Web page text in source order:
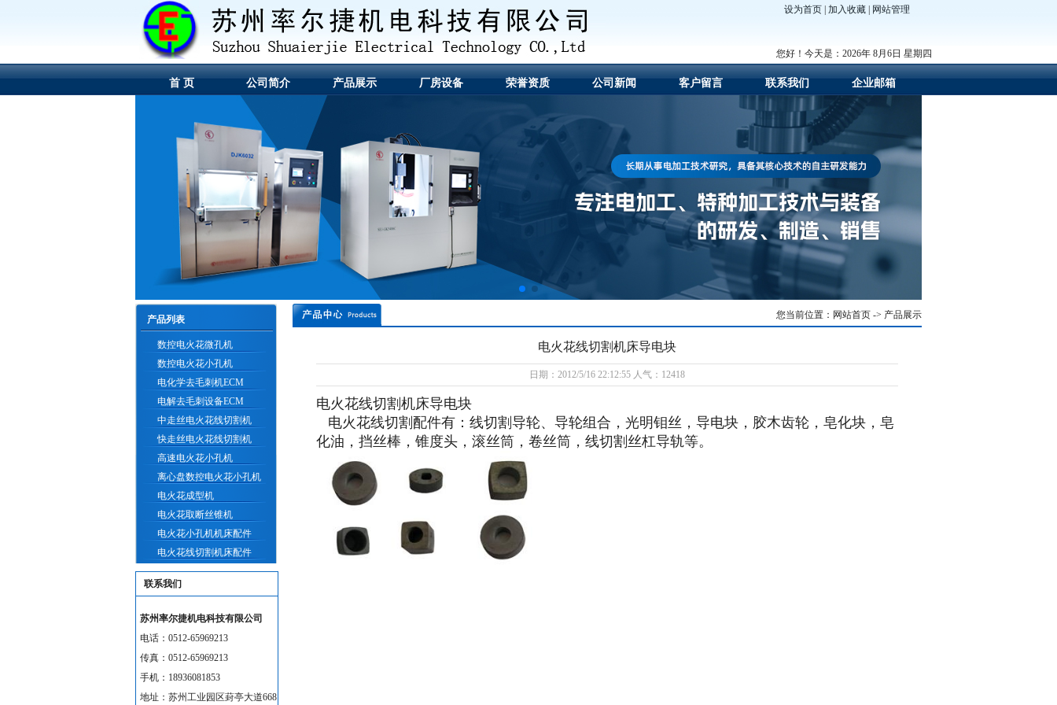
设为首页 加入收藏 网站管理
您好！今天是：2026年 8月6日 星期四
首 页 公司简介 产品展示 厂房设备 荣誉资质 公司新闻 客户留言 联系我们 企业邮箱
产品列表
数控电火花微孔机
数控电火花小孔机
电化学去毛刺机ECM
电解去毛刺设备ECM
中走丝电火花线切割机
快走丝电火花线切割机
高速电火花小孔机
离心盘数控电火花小孔机
电火花成型机
电火花取断丝锥机
电火花小孔机机床配件
电火花线切割机床配件
联系我们
苏州率尔捷机电科技有限公司
电话：0512-65969213
传真：0512-65969213
手机：18936081853
地址：苏州工业园区葑亭大道668
您当前位置：网站首页 -> 产品展示
电火花线切割机床导电块
日期：2012/5/16 22:12:55 人气：12418
电火花线切割机床导电块
电火花线切割配件有：线切割导轮、导轮组合，光明钼丝，导电块，胶木齿轮，皂化块，皂
化油，挡丝棒，锥度头，滚丝筒，卷丝筒，线切割丝杠导轨等。